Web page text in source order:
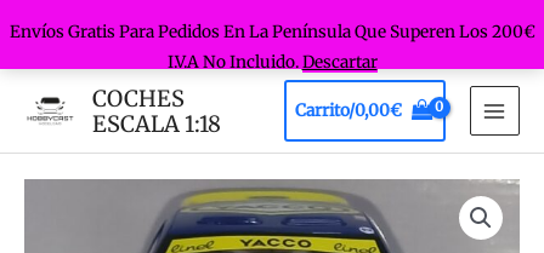
Envíos Gratis Para Pedidos En La Península Que Superen Los 200€
I.V.A No Incluido.Descartar
COCHES
ESCALA 1:18
Carrito/0,00€